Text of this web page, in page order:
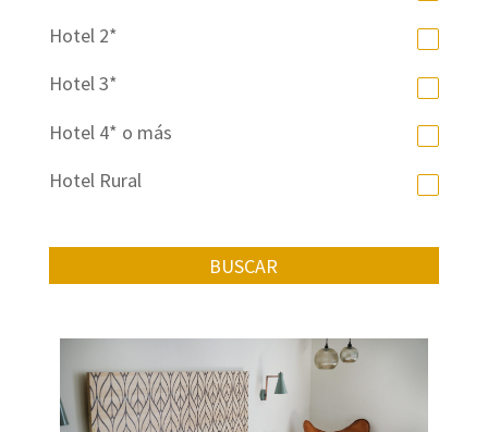
Hotel 2*
Hotel 3*
Hotel 4* o más
Hotel Rural
BUSCAR